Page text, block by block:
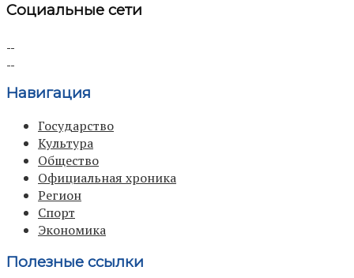
Социальные сети
Навигация
Государство
Культура
Общество
Официальная хроника
Регион
Спорт
Экономика
Полезные ссылки